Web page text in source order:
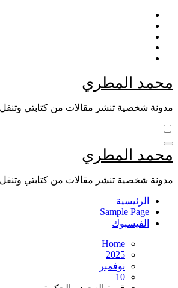
Skip
content
محمد المطري
مدونة شخصية تنشر مقالات من كتابتي
محمد المطري
مدونة شخصية تنشر مقالات من كتابتي
الرئيسية
Sample Page
الفيسبوك
Home
2025
نوفمبر
10